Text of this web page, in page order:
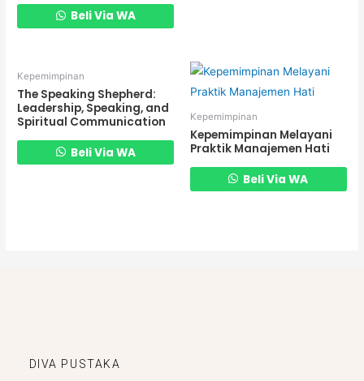
Beli Via WA
Kepemimpinan
The Speaking Shepherd:
Leadership, Speaking, and
Spiritual Communication
Beli Via WA
Kepemimpinan
Kepemimpinan Melayani
Praktik Manajemen Hati
Beli Via WA
DIVA PUSTAKA